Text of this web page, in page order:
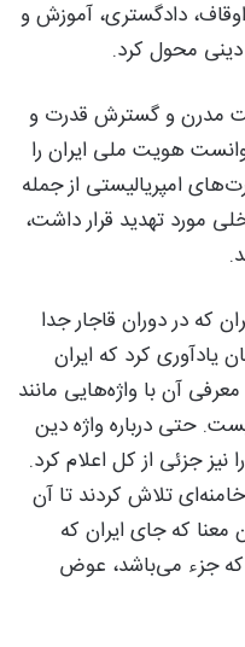
دادگستری، آموزش و
محول کرد.
مدرن و گسترش قدرت و
هویت ملی ایران را
جانب قدرت‌های امپریالیستی از جمله
مورد تهدید قرار داشت،
در دوران قاجار جدا
کرد که ایران
آن با واژه‌هایی مانند
حتی درباره واژه دین
جزئی از کل اعلام کرد.
تلاش کردند تا آن
معنا که جای ایران که
جزء می‌باشد، عوض